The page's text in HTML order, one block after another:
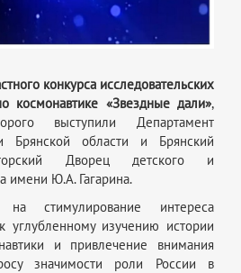
конкурса исследовательских
космонавтике «Звездные дали»,
выступили Департамент
Брянской области и Брянский
Дворец детского и
имени Ю.А. Гагарина.
на стимулирование интереса
углубленному изучению истории
и привлечение внимания
значимости роли России в